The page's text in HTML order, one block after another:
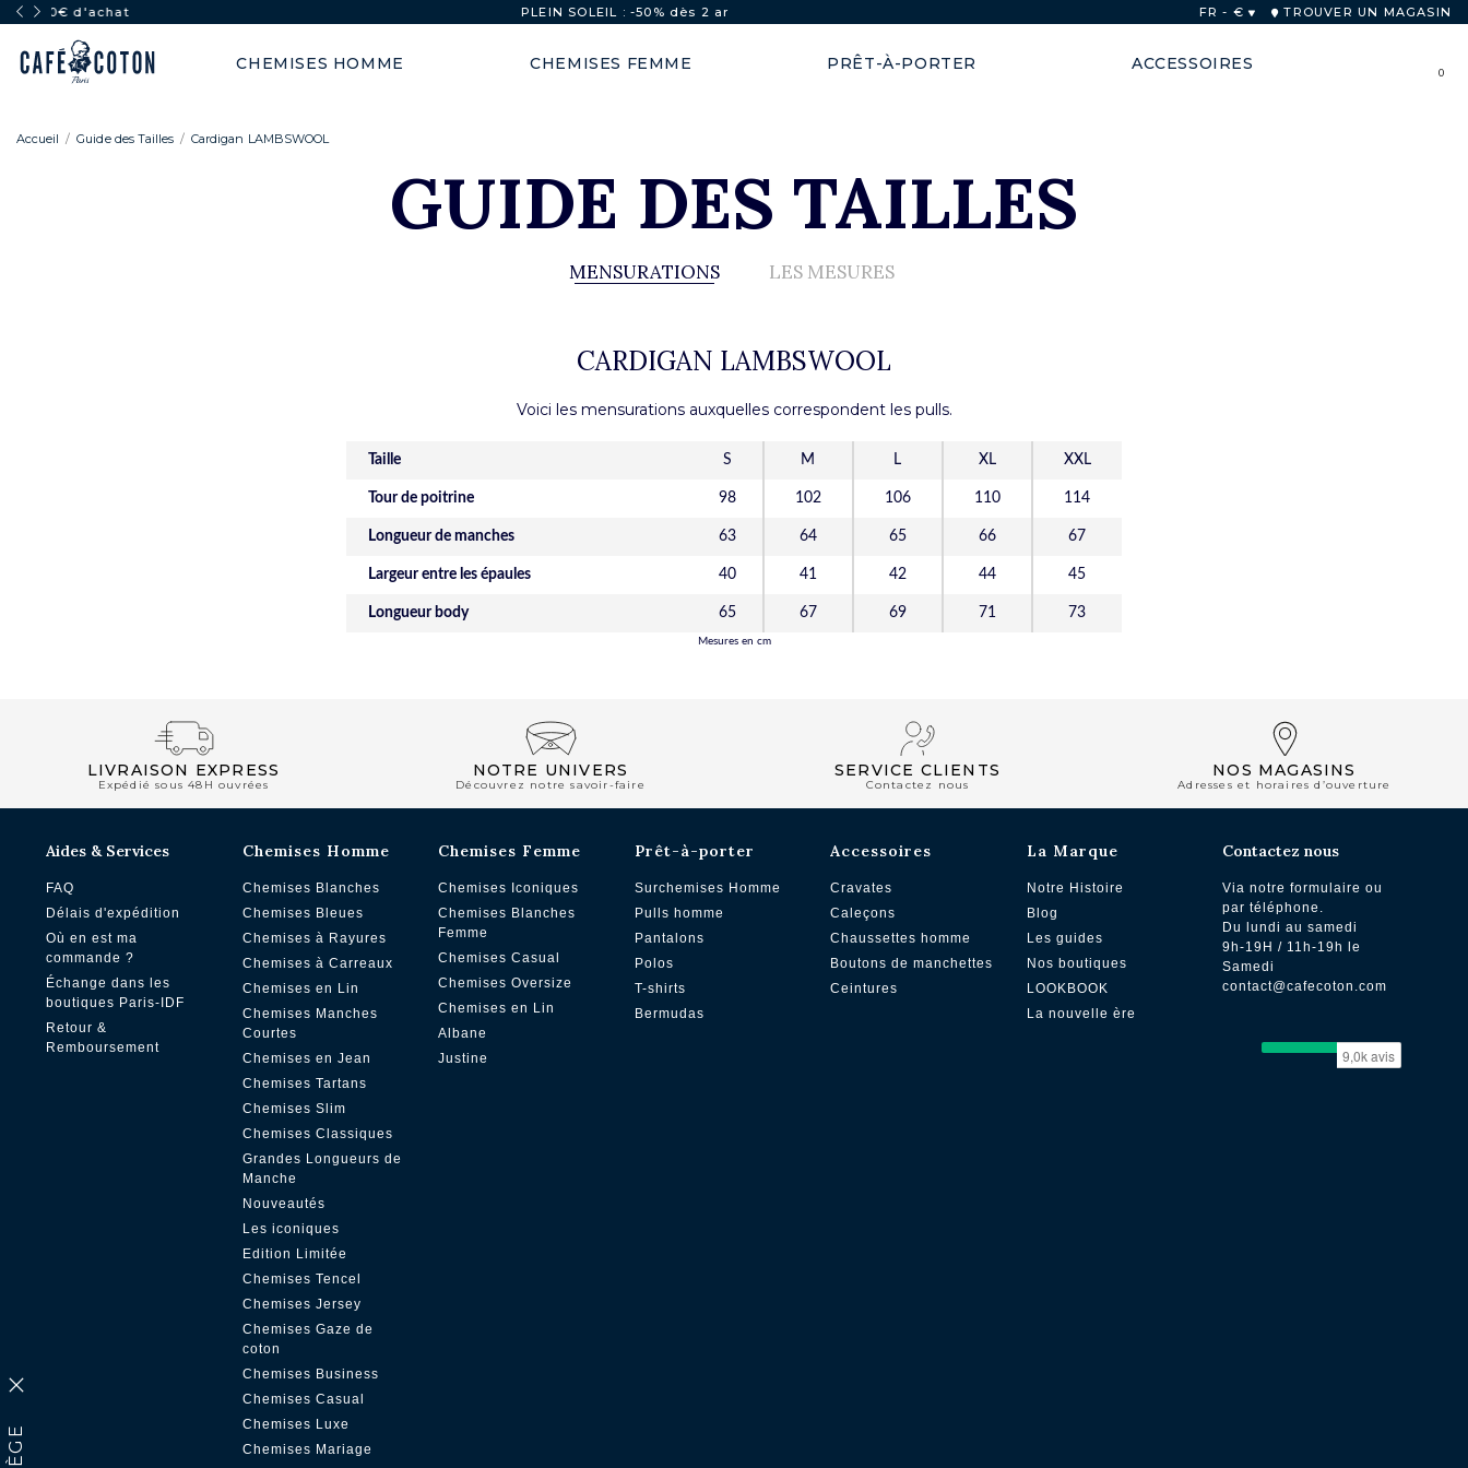
PLEIN SOLEIL : -50% dès 2 articles FR - € TROUVER UN MAGASIN
CHEMISES HOMME CHEMISES FEMME PRÊT-À-PORTER ACCESSOIRES 0
Accueil Guide des Tailles Cardigan LAMBSWOOL
GUIDE DES TAILLES
MENSURATIONS
CARDIGAN LAMBSWOOL
Voici les mensurations auxquelles correspondent les pulls.
Taille S M L XL XXL
Tour de poitrine 98 102 106 110 114
Longueur de manches 63 64 65 66 67
Largeur entre les épaules 40 41 42 44 45
Longueur body 65 67 69 71 73
Mesures en cm
LES MESURES
LIVRAISON EXPRESS
Expédié sous 48H ouvrées
NOTRE UNIVERS
Découvrez notre savoir-faire
SERVICE CLIENTS
Contactez nous
NOS MAGASINS
Adresses et horaires d’ouverture
Aides & Services
FAQ
Délais d'expédition
Où en est ma
commande ?
Échange dans les
boutiques Paris-IDF
Retour &
Remboursement
Chemises Homme
Chemises Blanches
Chemises Bleues
Chemises à Rayures
Chemises à Carreaux
Chemises en Lin
Chemises Manches
Courtes
Chemises en Jean
Chemises Tartans
Chemises Slim
Chemises Classiques
Grandes Longueurs de
Manche
Nouveautés
Les iconiques
Edition Limitée
Chemises Tencel
Chemises Jersey
Chemises Gaze de
coton
Chemises Business
Chemises Casual
Chemises Luxe
Chemises Mariage
Chemises Femme
Chemises Iconiques
Chemises Blanches
Femme
Chemises Casual
Chemises Oversize
Chemises en Lin
Albane
Justine
Prêt-à-porter
Surchemises Homme
Pulls homme
Pantalons
Polos
T-shirts
Bermudas
Accessoires
Cravates
Caleçons
Chaussettes homme
Boutons de manchettes
Ceintures
La Marque
Notre Histoire
Blog
Les guides
Nos boutiques
LOOKBOOK
La nouvelle ère
Contactez nous
Via notre formulaire ou
par téléphone.
Du lundi au samedi
9h-19H / 11h-19h le
Samedi
contact@cafecoton.com